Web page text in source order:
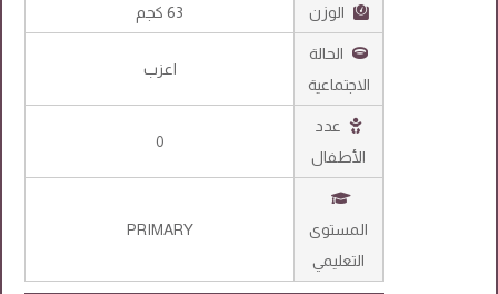
الوزن 63 كجم
الحالة
الاجتماعية
اعزب
عدد
الأطفال
0
المستوى
التعليمي
PRIMARY